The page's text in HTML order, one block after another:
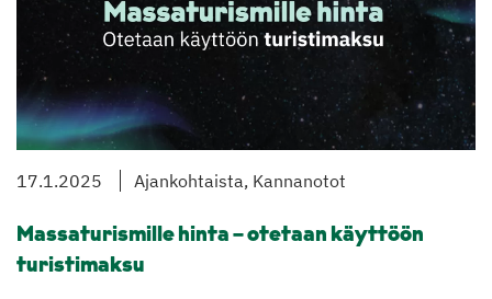
17.1.2025 Ajankohtaista, Kannanotot
Massaturismille hinta – otetaan käyttöön
turistimaksu